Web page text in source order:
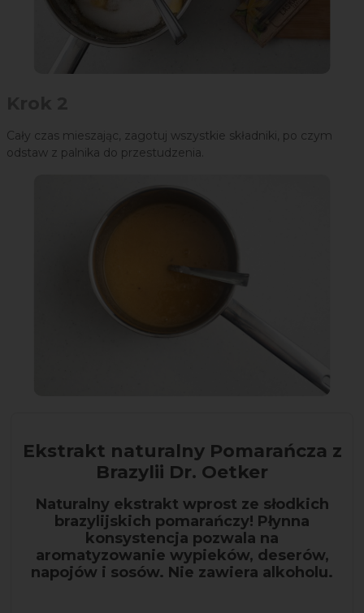
Cały czas mieszając, zagotuj wszystkie składniki, po czym
odstaw z palnika do przestudzenia.
Ekstrakt naturalny Pomarańcza z
Brazylii Dr. Oetker
Naturalny ekstrakt wprost ze słodkich
brazylijskich pomarańczy! Płynna
konsystencja pozwala na
aromatyzowanie wypieków, deserów,
napojów i sosów. Nie zawiera alkoholu.